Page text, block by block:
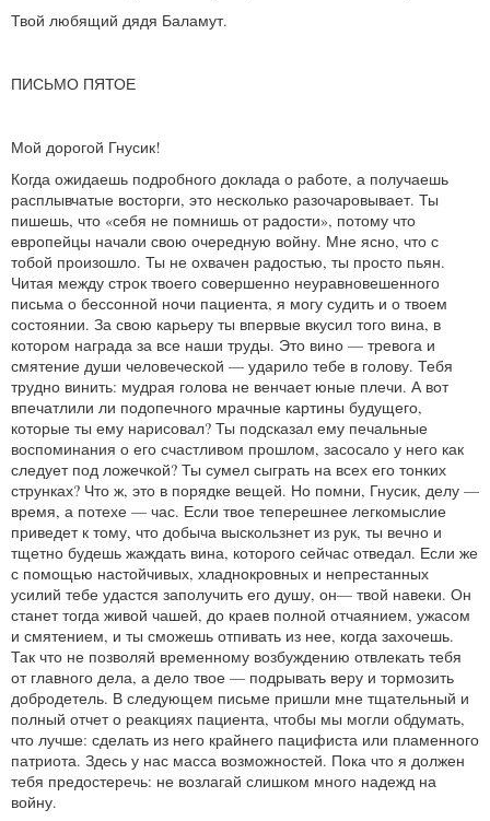
Твой любящий дядя Баламут.
ПИСЬМО ПЯТОЕ
Мой дорогой Гнусик!
Когда ожидаешь подробного доклада о работе, а получаешь
расплывчатые восторги, это несколько разочаровывает. Ты
пишешь, что «себя не помнишь от радости», потому что
европейцы начали свою очередную войну. Мне ясно, что с
тобой произошло. Ты не охвачен радостью, ты просто пьян.
Читая между строк твоего совершенно неуравновешенного
письма о бессонной ночи пациента, я могу судить и о твоем
состоянии. За свою карьеру ты впервые вкусил того вина, в
котором награда за все наши труды. Это вино — тревога и
смятение души человеческой — ударило тебе в голову. Тебя
трудно винить: мудрая голова не венчает юные плечи. А вот
впечатлили ли подопечного мрачные картины будущего,
которые ты ему нарисовал? Ты подсказал ему печальные
воспоминания о его счастливом прошлом, засосало у него как
следует под ложечкой? Ты сумел сыграть на всех его тонких
струнках? Что ж, это в порядке вещей. Но помни, Гнусик, делу —
время, а потехе — час. Если твое теперешнее легкомыслие
приведет к тому, что добыча выскользнет из рук, ты вечно и
тщетно будешь жаждать вина, которого сейчас отведал. Если же
с помощью настойчивых, хладнокровных и непрестанных
усилий тебе удастся заполучить его душу, он— твой навеки. Он
станет тогда живой чашей, до краев полной отчаянием, ужасом
и смятением, и ты сможешь отпивать из нее, когда захочешь.
Так что не позволяй временному возбуждению отвлекать тебя
от главного дела, а дело твое — подрывать веру и тормозить
добродетель. В следующем письме пришли мне тщательный и
полный отчет о реакциях пациента, чтобы мы могли обдумать,
что лучше: сделать из него крайнего пацифиста или пламенного
патриота. Здесь у нас масса возможностей. Пока что я должен
тебя предостеречь: не возлагай слишком много надежд на
войну.